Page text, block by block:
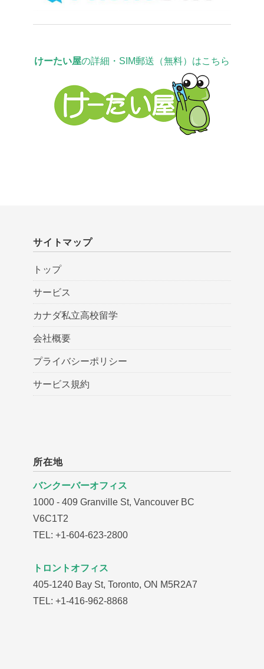
けーたい屋の詳細・SIM郵送（無料）はこちら
サイトマップ
トップ
サービス
カナダ私立高校留学
会社概要
プライバシーポリシー
サービス規約
所在地
バンクーバーオフィス
1000 - 409 Granville St, Vancouver BC
V6C1T2
TEL: +1-604-623-2800
トロントオフィス
405-1240 Bay St, Toronto, ON M5R2A7
TEL: +1-416-962-8868